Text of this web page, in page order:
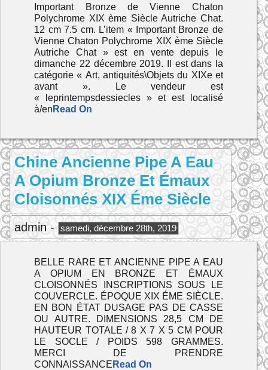
Important Bronze de Vienne Chaton
Polychrome XIX ème Siècle Autriche Chat.
12 cm 7.5 cm. L’item « Important Bronze de
Vienne Chaton Polychrome XIX ème Siècle
Autriche Chat » est en vente depuis le
dimanche 22 décembre 2019. Il est dans la
catégorie « Art, antiquités\Objets du XIXe et
avant ». Le vendeur est
« leprintempsdessiecles » et est localisé
à/en Read On
Chine Ancienne Pipe A Eau
A Opium Bronze Et Émaux
Cloisonnés XIX Éme Siècle
admin - samedi, décembre 28th, 2019
BELLE RARE ET ANCIENNE PIPE A EAU
A OPIUM EN BRONZE ET ÉMAUX
CLOISONNÉS INSCRIPTIONS SOUS LE
COUVERCLE. ÉPOQUE XIX ÉME SIÈCLE.
EN BON ÉTAT DUSAGE PAS DE CASSE
OU AUTRE. DIMENSIONS 28,5 CM DE
HAUTEUR TOTALE / 8 X 7 X 5 CM POUR
LE SOCLE / POIDS 598 GRAMMES.
MERCI DE PRENDRE
CONNAISSANCE Read On